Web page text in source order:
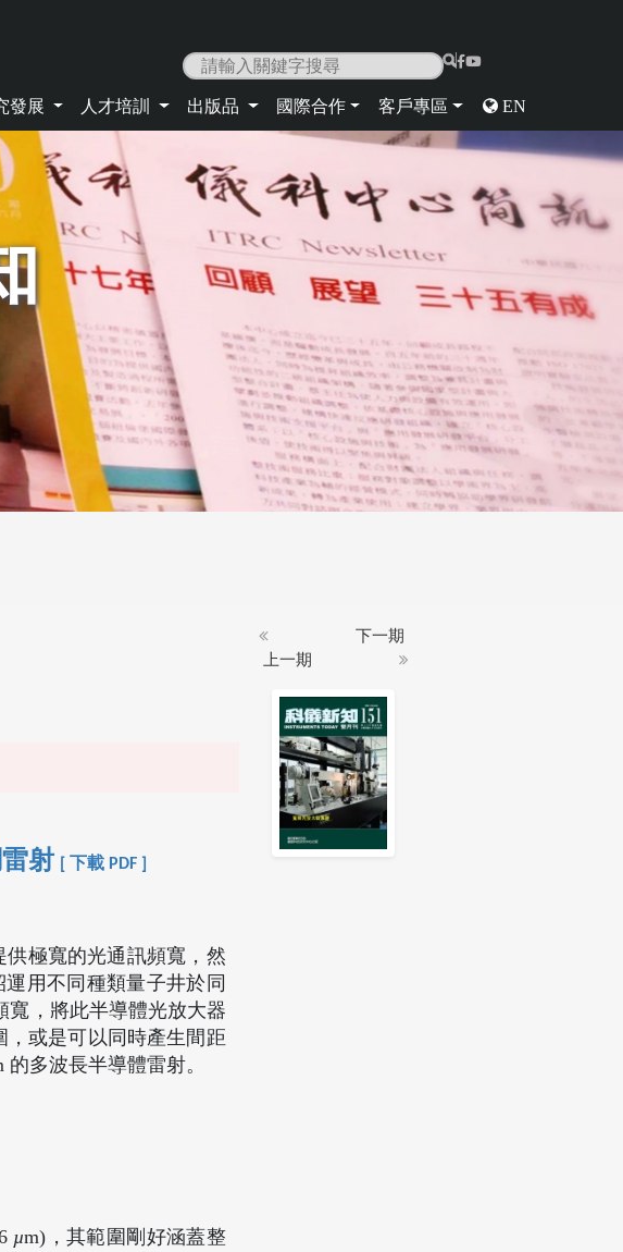
|
發展 人才培訓 出版品 國際合作 客戶專區 EN
射 [ 下載 PDF ]
供極寬的光通訊頻寬，然
用不同種類量子井於同
寬，將此半導體光放大器
，或是可以同時產生間距
多波長半導體雷射。
µm)，其範圍剛好涵蓋整
上一期
下一期